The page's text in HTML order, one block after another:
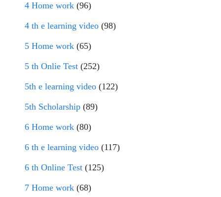
4 Home work (96)
4 th e learning video (98)
5 Home work (65)
5 th Onlie Test (252)
5th e learning video (122)
5th Scholarship (89)
6 Home work (80)
6 th e learning video (117)
6 th Online Test (125)
7 Home work (68)